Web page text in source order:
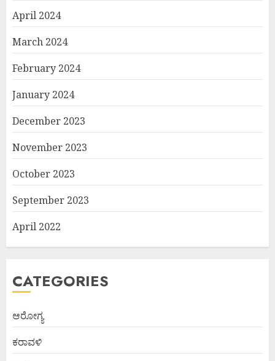
April 2024
March 2024
February 2024
January 2024
December 2023
November 2023
October 2023
September 2023
April 2022
CATEGORIES
ಆರೋಗ್ಯ
ಕರಾವಳಿ